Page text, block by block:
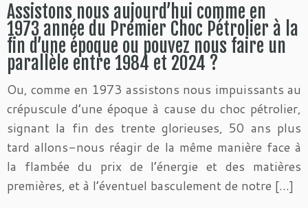
Assistons nous aujourd’hui comme en
1973 année du Premier Choc Pétrolier à la
fin d’une époque ou pouvez nous faire un
parallèle entre 1984 et 2024 ?
Ou, comme en 1973 assistons nous impuissants au
crépuscule d’une époque à cause du choc pétrolier,
signant la fin des trente glorieuses, 50 ans plus
tard allons-nous réagir de la même manière face à
la flambée du prix de l’énergie et des matières
premières, et à l’éventuel basculement de notre […]